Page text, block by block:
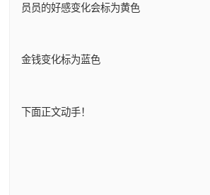
员员的好感变化会标为黄色
金钱变化标为蓝色
下面正文动手！